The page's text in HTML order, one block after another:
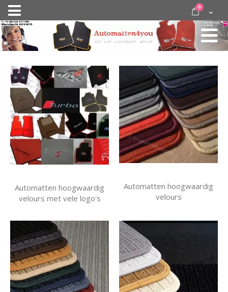
Nav
activeren
door
inhoud
Cart
0 items
Automatten hoogwaardig
velours met vele logo's
Automatten hoogwaardig
velours